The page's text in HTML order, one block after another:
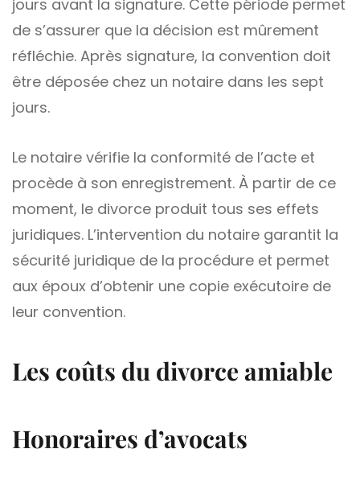
jours avant la signature. Cette période permet
de s’assurer que la décision est mûrement
réfléchie. Après signature, la convention doit
être déposée chez un notaire dans les sept
jours.
Le notaire vérifie la conformité de l’acte et
procède à son enregistrement. À partir de ce
moment, le divorce produit tous ses effets
juridiques. L’intervention du notaire garantit la
sécurité juridique de la procédure et permet
aux époux d’obtenir une copie exécutoire de
leur convention.
Les coûts du divorce amiable
Honoraires d’avocats